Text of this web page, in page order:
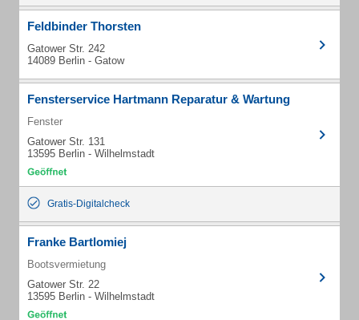
Feldbinder Thorsten
Gatower Str. 242
14089 Berlin - Gatow
Fensterservice Hartmann Reparatur & Wartung
Fenster
Gatower Str. 131
13595 Berlin - Wilhelmstadt
Gratis-Digitalcheck
Franke Bartlomiej
Bootsvermietung
Gatower Str. 22
13595 Berlin - Wilhelmstadt